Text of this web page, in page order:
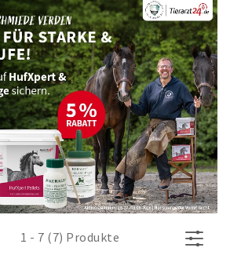
1 - 7 (7) Produkte